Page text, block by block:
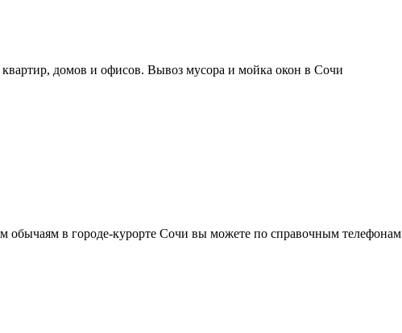
домов и офисов. Вывоз мусора и мойка окон в Сочи
обычаям в городе-курорте Сочи вы можете по справочным телефонам